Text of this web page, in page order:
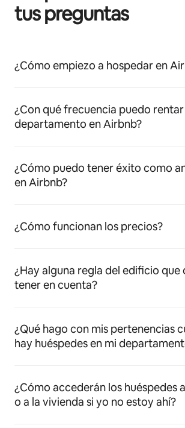
tus preguntas
¿Cómo empiezo a hospedar en
¿Con qué frecuencia puedo
departamento en Airbnb?
¿Cómo puedo tener éxito como
en Airbnb?
¿Cómo funcionan los precios?
¿Hay alguna regla del edificio que
tener en cuenta?
¿Qué hago con mis pertenencias
hay huéspedes en mi
¿Cómo accederán los huéspedes
o a la vivienda si yo no estoy ahí?